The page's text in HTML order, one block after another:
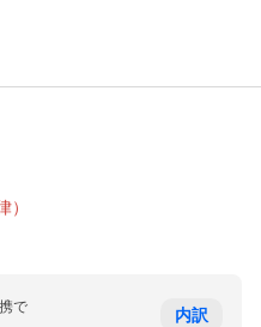
）
で 内訳